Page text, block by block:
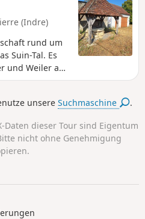
(Indre)
rund um
Suin-Tal. Es
und Weiler ab.
Tals hinter La
kann
Saint-Pierre
man zu Fuß in
am Ende
abbiegt, anstatt
unsereSuchmaschine .
Daten dieser Tour sind Eigentum
nicht ohne Genehmigung